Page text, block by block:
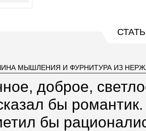
МЫШЛЕНИЯ И ФУРНИТУРА ИЗ
доброе,
бы
бы